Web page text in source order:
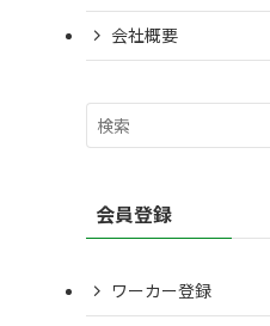
会社概要
会員登録
ワーカー登録